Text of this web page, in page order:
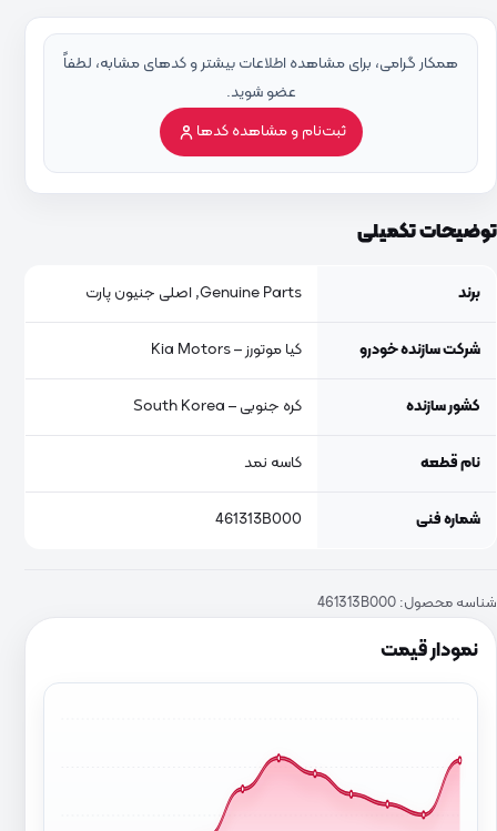
نمودار قیمت
همکار گرامی، برای مشاهده اطلاعات بیشتر و کدهای مشابه، لطفاً
عضو شوید.
ثبت‌نام و مشاهده کدها
توضیحات تکمیلی
برند Genuine Parts, اصلی جنیون پارت
شرکت سازنده خودرو کیا موتورز – Kia Motors
کشور سازنده کره جنوبی – South Korea
نام قطعه کاسه نمد
شماره فنی 461313B000
شناسه محصول: 461313B000